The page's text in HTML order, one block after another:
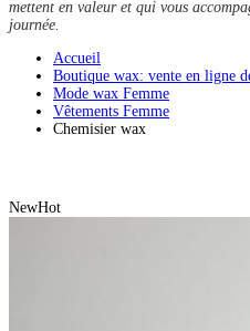
mettent en valeur et qui vous
journée.
Accueil
Boutique wax: vente en ligne
Mode wax Femme
Vêtements Femme
Chemisier wax
NewHot